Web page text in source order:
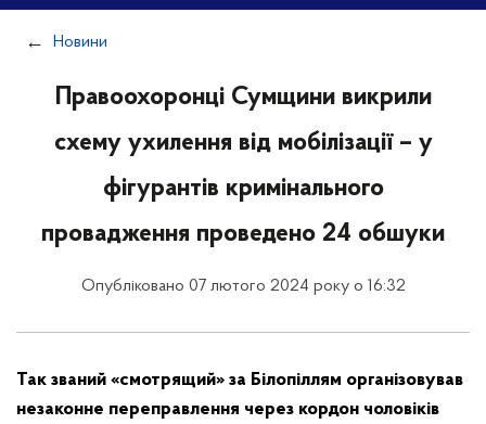
Новини
Правоохоронці Сумщини викрили
схему ухилення від мобілізації – у
фігурантів кримінального
провадження проведено 24 обшуки
Опубліковано 07 лютого 2024 року о 16:32
Так званий «смотрящий» за Білопіллям організовував
незаконне переправлення через кордон чоловіків